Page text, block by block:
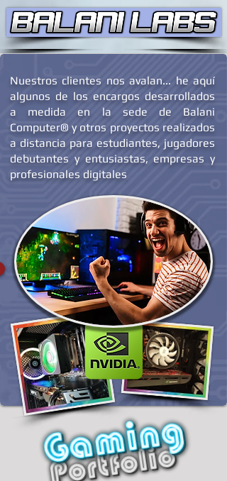
Nuestros clientes nos avalan... he aquí
algunos de los encargos desarrollados
a medida en la sede de Balani
Computer® y otros proyectos realizados
a distancia para estudiantes, jugadores
debutantes y entusiastas, empresas y
profesionales digitales